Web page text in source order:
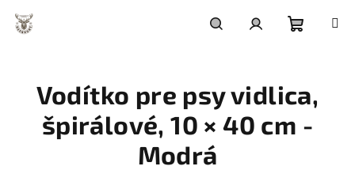
obsah
košík
Vodítko pre psy vidlica,
špirálové, 10 × 40 cm -
Modrá